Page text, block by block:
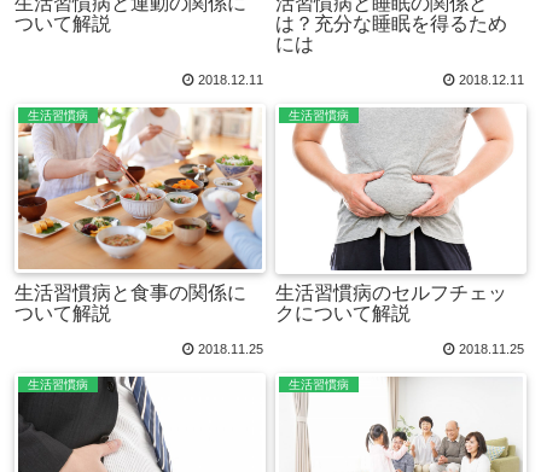
ついて解説
2018.12.11
は？充分な睡眠を得るため
には
2018.12.11
生活習慣病
生活習慣病と食事の関係に
ついて解説
2018.11.25
生活習慣病
生活習慣病のセルフチェッ
クについて解説
2018.11.25
生活習慣病 生活習慣病